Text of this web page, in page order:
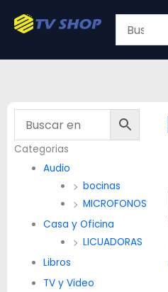
Categorias
Audio
bocinas
MICROFONOS
Casa y Oficina
LICUADORAS
Libros
TV y Video